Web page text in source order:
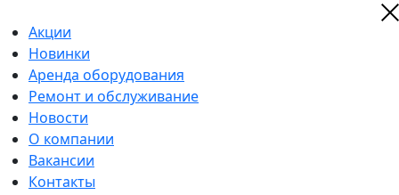
Акции
Новинки
Аренда оборудования
Ремонт и обслуживание
Новости
О компании
Вакансии
Контакты